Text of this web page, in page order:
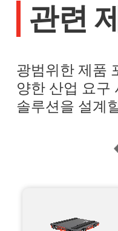
관련
광범위한 제품
양한 산업 요구
솔루션을 설계